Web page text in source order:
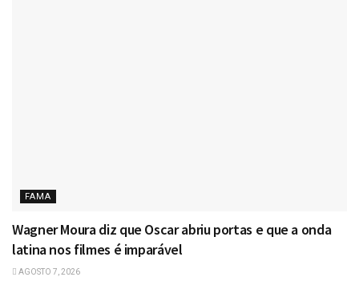
FAMA
Wagner Moura diz que Oscar abriu portas e que a onda
latina nos filmes é imparável
AGOSTO 7, 2026